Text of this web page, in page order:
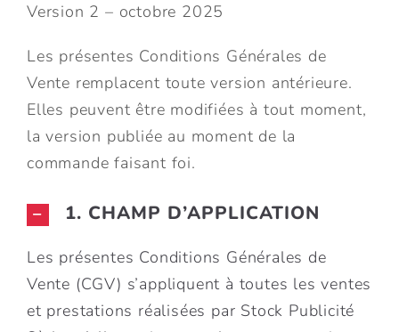
CONTACT
BOUTIQUE
Version 2 – octobre 2025
Les présentes Conditions Générales de
Vente remplacent toute version antérieure.
Elles peuvent être modifiées à tout moment,
la version publiée au moment de la
commande faisant foi.
1. CHAMP D’APPLICATION
Les présentes Conditions Générales de
Vente (CGV) s’appliquent à toutes les ventes
et prestations réalisées par Stock Publicité